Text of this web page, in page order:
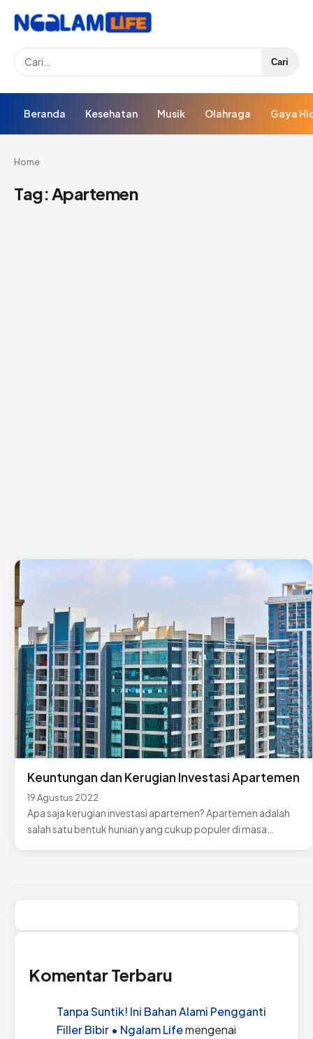
Search Cari
Beranda Kesehatan Musik Olahraga Gaya
Home
Tag:Apartemen
Keuntungan dan Kerugian Investasi Apartemen
19 Agustus 2022
Apa saja kerugian investasi apartemen? Apartemen adalah
salah satu bentuk hunian yang cukup populer di masa…
Komentar Terbaru
Tanpa Suntik! Ini Bahan Alami Pengganti
Filler Bibir • Ngalam Lifemengenai